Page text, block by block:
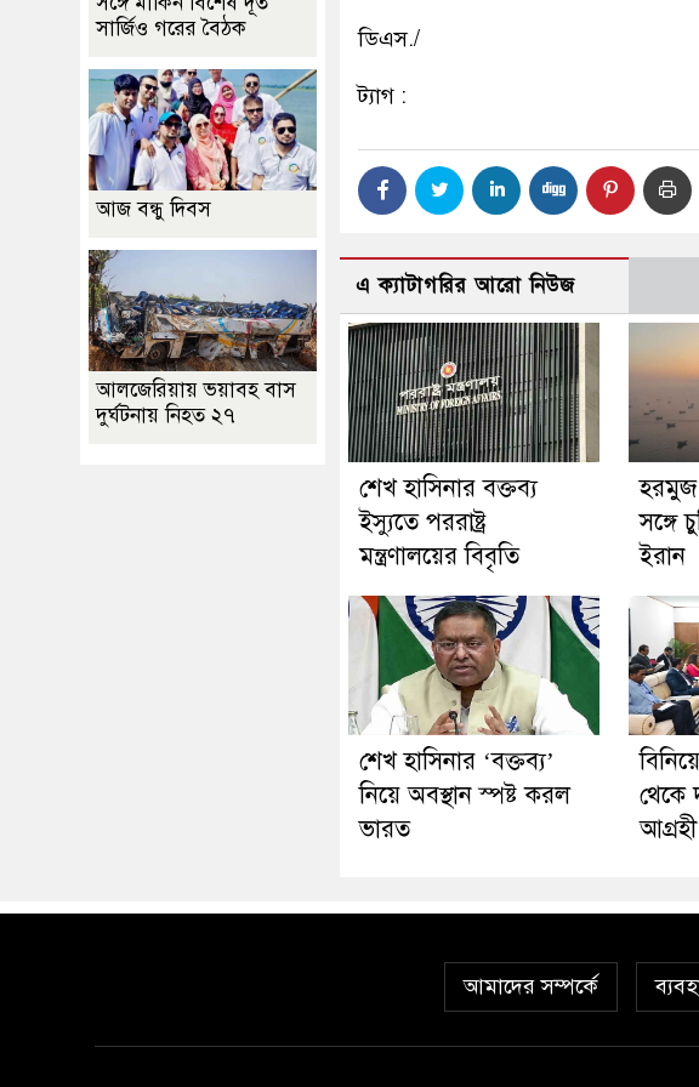
ডিএস./
ট্যাগ :
এ ক্যাটাগরির আরো নিউজ
শেখ হাসিনার বক্তব্য
ইস্যুতে পররাষ্ট্র
মন্ত্রণালয়ের বিবৃতি
হরমুজ
সঙ্গে
ইরান
শেখ হাসিনার ‘বক্তব্য’
নিয়ে অবস্থান স্পষ্ট করল
ভারত
থেকে
সার্জিও গরের বৈঠক
আজ বন্ধু দিবস
আলজেরিয়ায় ভয়াবহ বাস
দুর্ঘটনায় নিহত ২৭
আমাদের সম্পর্কে